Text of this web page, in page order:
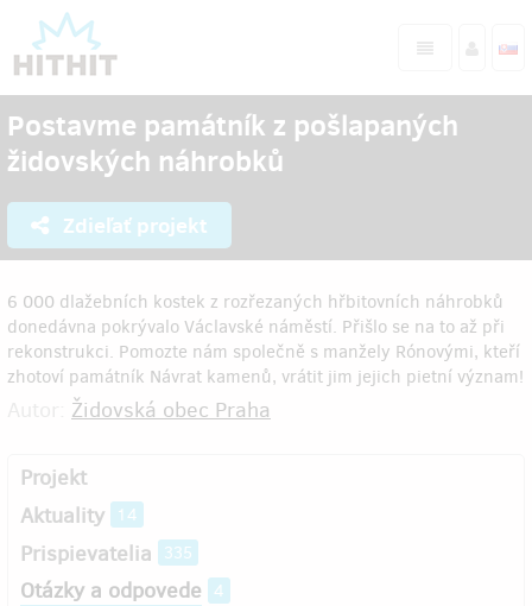
Postavme památník z pošlapaných
židovských náhrobků
Zdieľať projekt
6 000 dlažebních kostek z rozřezaných hřbitovních náhrobků
donedávna pokrývalo Václavské náměstí. Přišlo se na to až při
rekonstrukci. Pomozte nám společně s manžely Rónovými, kteří
zhotoví památník Návrat kamenů, vrátit jim jejich pietní význam!
Židovská obec Praha
Projekt
Aktuality
14
Prispievatelia 335
Otázky a odpovede 4